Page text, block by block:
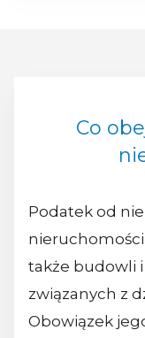
Co
Podatek od
także budowli
związanych z
Obowiązek